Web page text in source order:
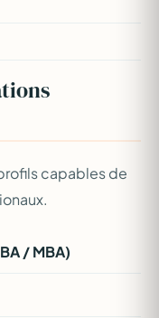
capables de
/ MBA)